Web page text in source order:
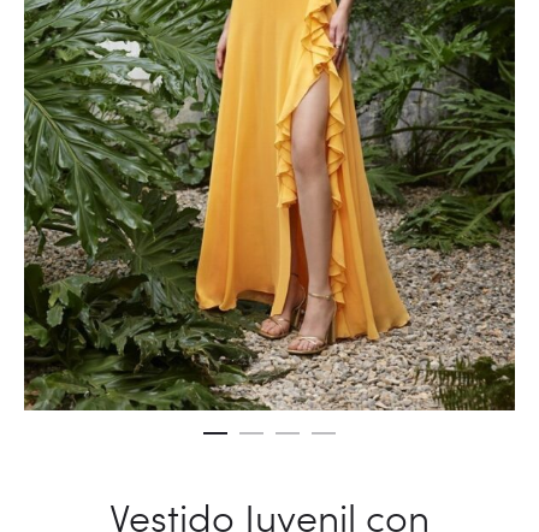
Vestido Juvenil con